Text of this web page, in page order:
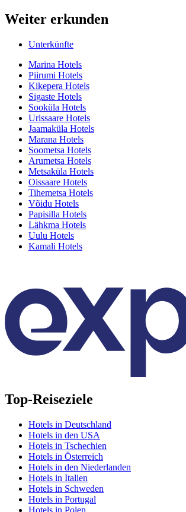
Weiter erkunden
Unterkünfte
Marina Hotels
Piirumi Hotels
Kikepera Hotels
Sigaste Hotels
Sooküla Hotels
Urissaare Hotels
Jaamaküla Hotels
Marana Hotels
Soometsa Hotels
Arumetsa Hotels
Metsaküla Hotels
Oissaare Hotels
Tihemetsa Hotels
Võidu Hotels
Papisilla Hotels
Lähkma Hotels
Uulu Hotels
Kamali Hotels
Top-Reiseziele
Hotels in Deutschland
Hotels in den USA
Hotels in Tschechien
Hotels in Österreich
Hotels in den Niederlanden
Hotels in Italien
Hotels in Schweden
Hotels in Portugal
Hotels in Polen